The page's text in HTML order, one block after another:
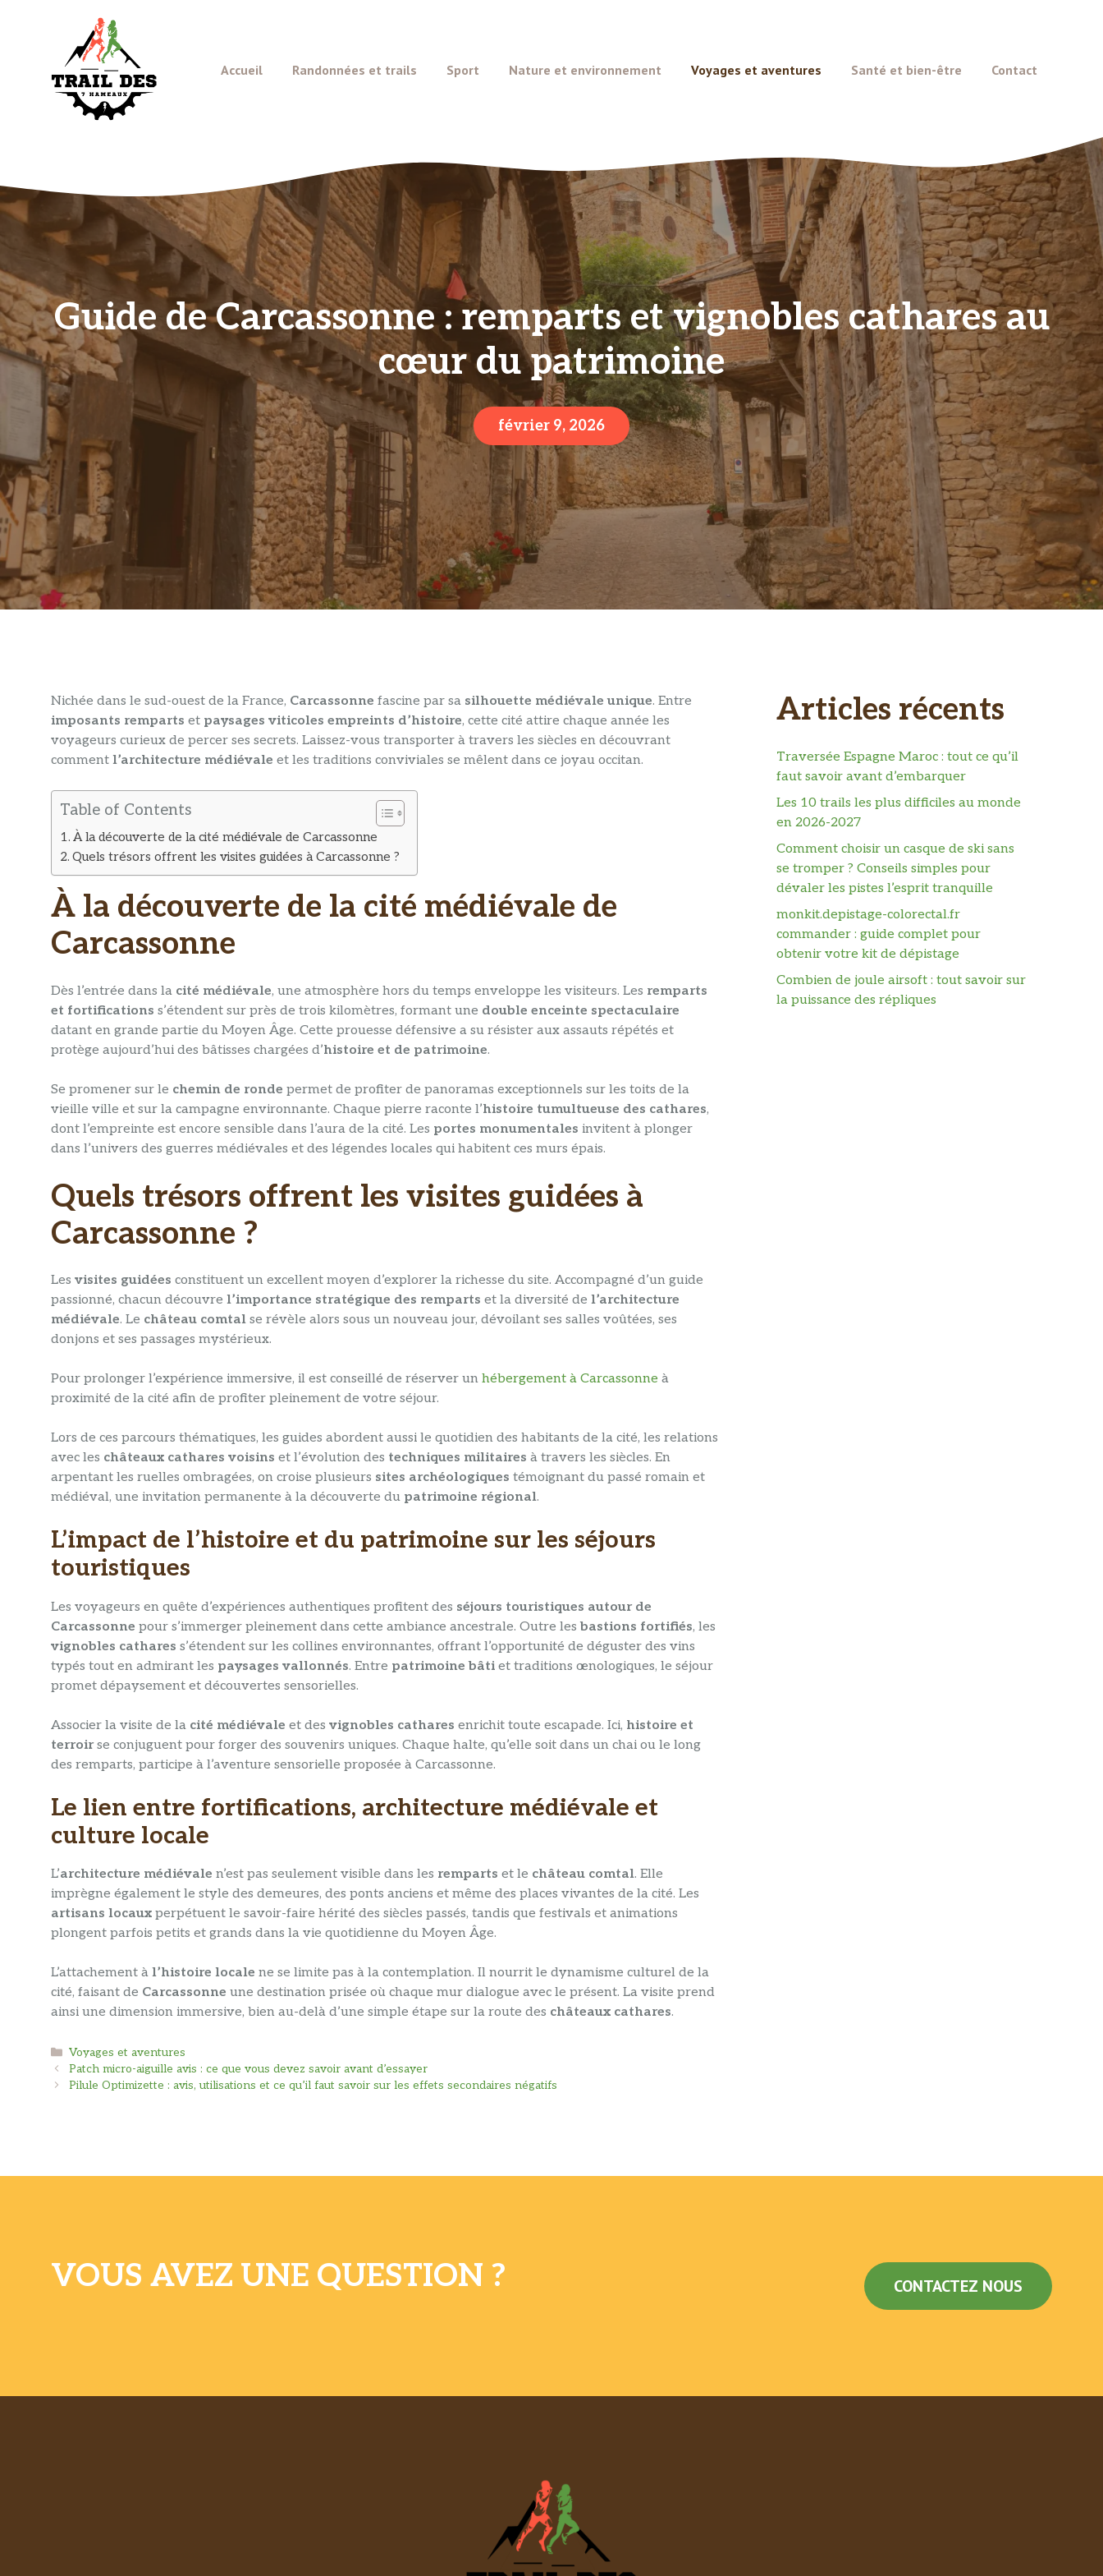
Accueil Randonnées et trails Sport Nature et environnement Voyages et aventures Santé et bien-être Contact
Guide de Carcassonne : remparts et vignobles cathares au
cœur du patrimoine
février 9, 2026
Nichée dans le sud-ouest de la France, Carcassonne fascine par sa silhouette médiévale unique. Entre
imposants remparts et paysages viticoles empreints d’histoire, cette cité attire chaque année les
voyageurs curieux de percer ses secrets. Laissez-vous transporter à travers les siècles en découvrant
comment l’architecture médiévale et les traditions conviviales se mêlent dans ce joyau occitan.
Table of Contents
À la découverte de la cité médiévale de Carcassonne
Quels trésors offrent les visites guidées à Carcassonne ?
À la découverte de la cité médiévale de
Carcassonne
Dès l’entrée dans la cité médiévale, une atmosphère hors du temps enveloppe les visiteurs. Les remparts
et fortifications s’étendent sur près de trois kilomètres, formant une double enceinte spectaculaire
datant en grande partie du Moyen Âge. Cette prouesse défensive a su résister aux assauts répétés et
protège aujourd’hui des bâtisses chargées d’histoire et de patrimoine.
Se promener sur le chemin de ronde permet de profiter de panoramas exceptionnels sur les toits de la
vieille ville et sur la campagne environnante. Chaque pierre raconte l’histoire tumultueuse des cathares,
dont l’empreinte est encore sensible dans l’aura de la cité. Les portes monumentales invitent à plonger
dans l’univers des guerres médiévales et des légendes locales qui habitent ces murs épais.
Quels trésors offrent les visites guidées à
Carcassonne ?
Les visites guidées constituent un excellent moyen d’explorer la richesse du site. Accompagné d’un guide
passionné, chacun découvre l’importance stratégique des remparts et la diversité de l’architecture
médiévale. Le château comtal se révèle alors sous un nouveau jour, dévoilant ses salles voûtées, ses
donjons et ses passages mystérieux.
Pour prolonger l’expérience immersive, il est conseillé de réserver un hébergement à Carcassonne à
proximité de la cité afin de profiter pleinement de votre séjour.
Lors de ces parcours thématiques, les guides abordent aussi le quotidien des habitants de la cité, les relations
avec les châteaux cathares voisins et l’évolution des techniques militaires à travers les siècles. En
arpentant les ruelles ombragées, on croise plusieurs sites archéologiques témoignant du passé romain et
médiéval, une invitation permanente à la découverte du patrimoine régional.
L’impact de l’histoire et du patrimoine sur les séjours
touristiques
Les voyageurs en quête d’expériences authentiques profitent des séjours touristiques autour de
Carcassonne pour s’immerger pleinement dans cette ambiance ancestrale. Outre lesbastions fortifiés, les
vignobles cathares s’étendent sur les collines environnantes, offrant l’opportunité de déguster des vins
typés tout en admirant les paysages vallonnés. Entre patrimoine bâti et traditions œnologiques, le séjour
promet dépaysement et découvertes sensorielles.
Associer la visite de la cité médiévale et des vignobles cathares enrichit toute escapade. Ici, histoire et
terroirse conjuguent pour forger des souvenirs uniques. Chaque halte, qu’elle soit dans un chai ou le long
des remparts, participe à l’aventure sensorielle proposée à Carcassonne.
Le lien entre fortifications, architecture médiévale et
culture locale
L’architecture médiévale n’est pas seulement visible dans les remparts et le château comtal. Elle
imprègne également le style des demeures, des ponts anciens et même des places vivantes de la cité. Les
artisans locaux perpétuent le savoir-faire hérité des siècles passés, tandis que festivals et animations
plongent parfois petits et grands dans la vie quotidienne du Moyen Âge.
L’attachement à l’histoire locale ne se limite pas à la contemplation. Il nourrit le dynamisme culturel de la
cité, faisant de Carcassonne une destination prisée où chaque mur dialogue avec le présent. La visite prend
ainsi une dimension immersive, bien au-delà d’une simple étape sur la route des châteaux cathares.
Catégories
Voyages et aventures
Patch micro-aiguille avis : ce que vous devez savoir avant d’essayer
Pilule Optimizette : avis, utilisations et ce qu’il faut savoir sur les effets secondaires négatifs
Articles récents
Traversée Espagne Maroc : tout ce qu’il
faut savoir avant d’embarquer
Les 10 trails les plus difficiles au monde
en 2026-2027
Comment choisir un casque de ski sans
se tromper ? Conseils simples pour
dévaler les pistes l’esprit tranquille
monkit.depistage-colorectal.fr
commander : guide complet pour
obtenir votre kit de dépistage
Combien de joule airsoft : tout savoir sur
la puissance des répliques
VOUS AVEZ UNE QUESTION ? CONTACTEZ NOUS